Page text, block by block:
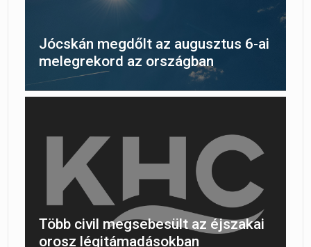
Jócskán megdőlt az augusztus 6-ai
melegrekord az országban
Több civil megsebesült az éjszakai
orosz légitámadásokban